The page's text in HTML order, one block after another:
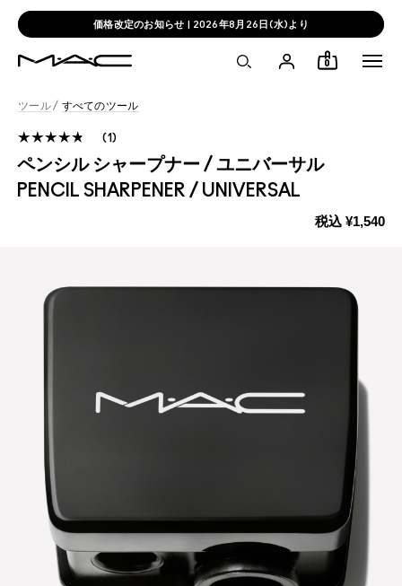
価格改定のお知らせ | 2026年8月26日(水)より
0
ツール/ すべてのツール
ペンシル シャープナー / ユニバーサル
PENCIL SHARPENER / UNIVERSAL
税込 ¥1,540
1